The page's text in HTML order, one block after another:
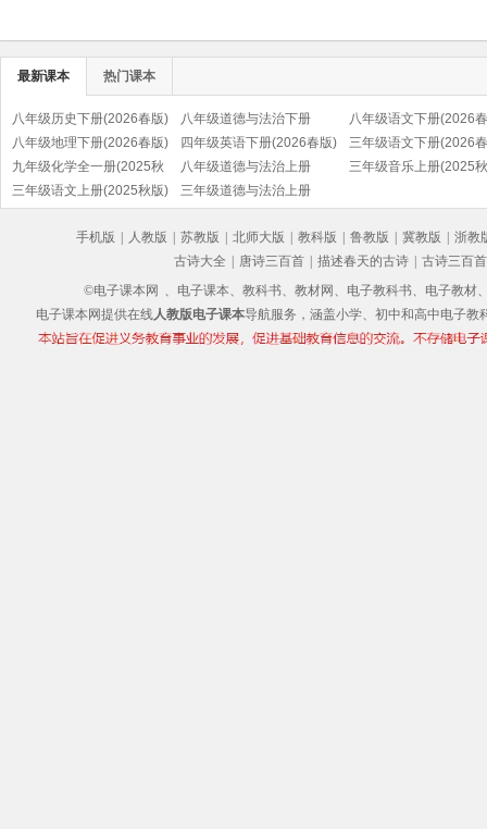
最新课本 热门课本
八年级历史下册(2026春版)
(部编版)
八年级道德与法治下册
(2026春版)(部编版)
八年级语文下册(2026
(部编版)
八年级地理下册(2026春版)
四年级英语下册(2026春版)
(PEP)
三年级语文下册(2026
(部编版)
九年级化学全一册(2025秋
版)
八年级道德与法治上册
(2025秋版)(部编版)
三年级音乐上册(2025
三年级语文上册(2025秋版)
三年级道德与法治上册
手机版
人教版 苏教版 北师大版 教科版 鲁教版 冀教版
浙教
古诗大全
唐诗三百首 描述春天的古诗
古诗三百首
©电子课本网 、电子课本、教科书、教材网、电子教科书、电子教材
电子课本网提供在线人教版电子课本导航服务，涵盖小学、初中和高中电子